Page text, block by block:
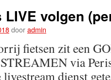
volgen
dooradmin
fietsen zit een
via
dienst